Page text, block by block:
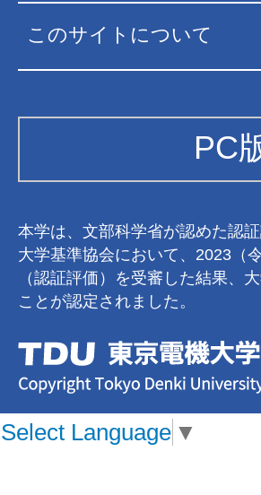
このサイトについて
PC
本学は、文部科学省が認めた認
大学基準協会において、2023（
（認証評価）を受審した結果、
ことが認定されました。
Select Language ▼